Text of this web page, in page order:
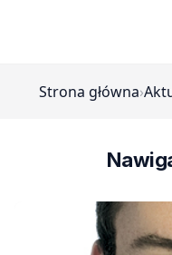
Strona główna›